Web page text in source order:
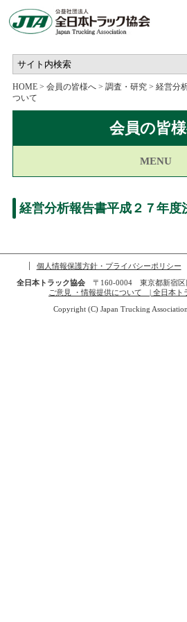
HOME> 会員の皆様へ> 調査・研究> 経営分
ついて
会員の皆
MENU
経営分析報告書平成２７年度
個人情報保護方針・プライバシーポリシー
全日本トラック協会〒160-0004 東京都新宿区
ご意見 ・情報提供について | 全日本ト
Copyright (C) Japan Trucking